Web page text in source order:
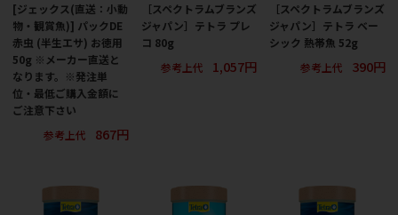
[ジェックス(直送：小動
物・観賞魚)] パックDE
赤虫 (半生エサ) お徳用
50g ※メーカー直送と
なります。※発注単
位・最低ご購入金額に
ご注意下さい
参考上代
867円
［スペクトラムブランズ
ジャパン］テトラ プレ
コ 80g
参考上代
1,057円
［スペクトラムブランズ
ジャパン］テトラ ベー
シック 熱帯魚 52g
参考上代
390円